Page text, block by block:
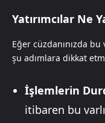
Yatırımcılar Ne
Eğer cüzdanınızda
şu adımlara dikkat
İşlemlerin
itibaren bu